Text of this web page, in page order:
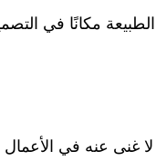
مكانًا في
غنى عنه في الأعمال